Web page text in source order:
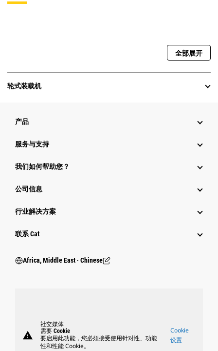
全部展开
轮式装载机
产品
服务与支持
我们如何帮助您？
公司信息
行业解决方案
行业
联系 Cat
Africa, Middle East ‧ Chinese
warning
社交媒体
需要 Cookie
要启用此功能，您必须接受使用针对性、功能
性和性能 Cookie。
Cookie
设置